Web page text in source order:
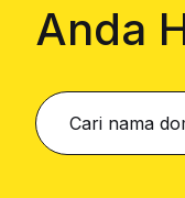
Anda